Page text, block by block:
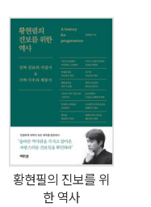
자 황현필은 근현대사야말
게 가장 가까운 ‘요즘 역사’
대원군이 집권을 시작한
탈당하는 경술국치까지의
고 왜 요즘 역사는 복잡하고
으로 말했다. 당신에게 가
이 책을 읽어 보라. 요즘 역
수 있을 것이다. 단순한 역사서가 아니다. 하고 싶은 말 다 했다. 황현
황현필의 진보를 위
한 역사